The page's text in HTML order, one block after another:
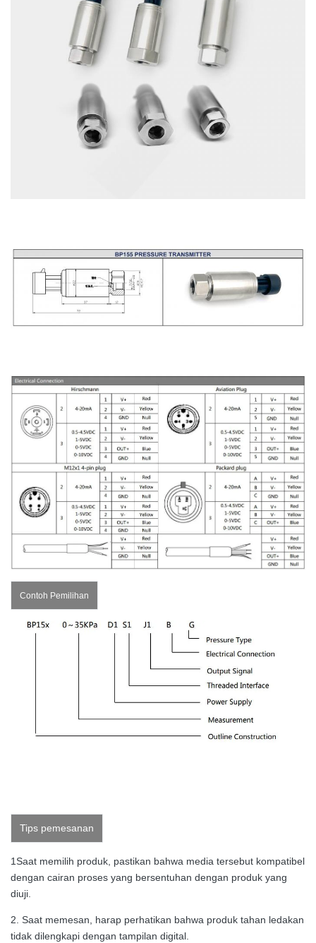
Contoh Pemilihan
Tips pemesanan
1Saat memilih produk, pastikan bahwa media tersebut kompatibel
dengan cairan proses yang bersentuhan dengan produk yang
diuji.
2. Saat memesan, harap perhatikan bahwa produk tahan ledakan
tidak dilengkapi dengan tampilan digital.